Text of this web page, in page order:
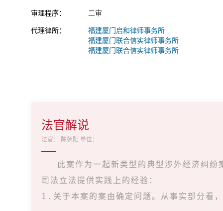
审理程序： 二审
代理律所：
福建厦门启和律师事务所
福建厦门联合信实律师事务所
福建厦门联合信实律师事务所
法官解说
法官： 陈朝阳 单位：
此案作为一起新类型的典型涉外经济纠
司法立法提供实践上的经验：
1.关于本案的案由确定问题。从事实部分看